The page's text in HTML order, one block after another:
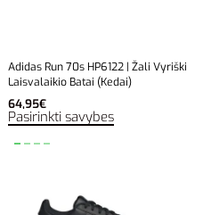
Adidas Run 70s HP6122 | Žali Vyriški
Laisvalaikio Batai (Kedai)
64,95€
Pasirinkti savybes